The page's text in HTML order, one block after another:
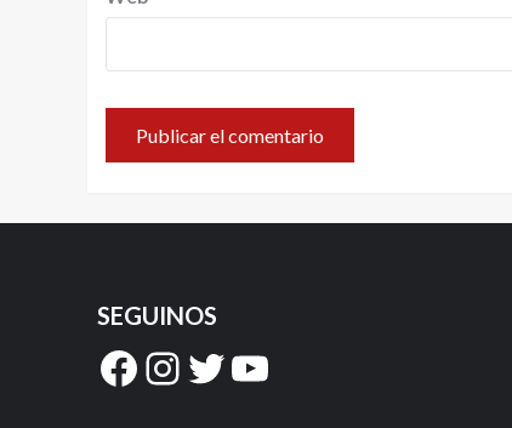
SEGUINOS
Facebook
Instagram
Twitter
YouTube